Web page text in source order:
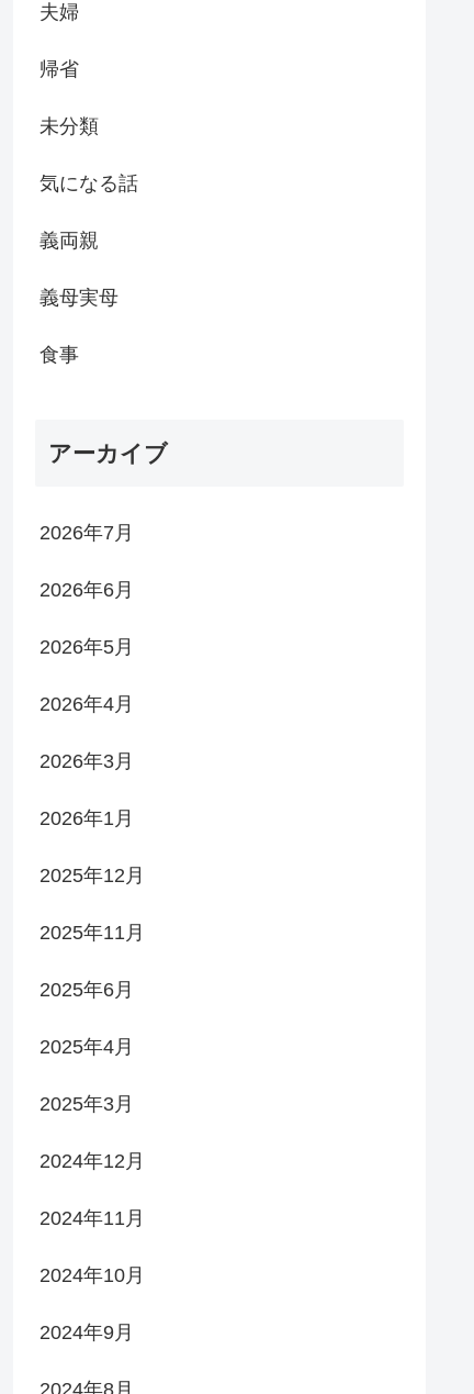
夫婦
帰省
未分類
気になる話
義両親
義母実母
食事
アーカイブ
2026年7月
2026年6月
2026年5月
2026年4月
2026年3月
2026年1月
2025年12月
2025年11月
2025年6月
2025年4月
2025年3月
2024年12月
2024年11月
2024年10月
2024年9月
2024年8月